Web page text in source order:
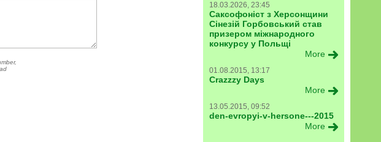
18.03.2026, 23:45
Саксофоніст з Херсонщини
Сінезій Горбовський став
призером міжнародного
конкурсу у Польщі
More
01.08.2015, 13:17
Crazzzy Days
More
13.05.2015, 09:52
den-evropyi-v-hersone---2015
More